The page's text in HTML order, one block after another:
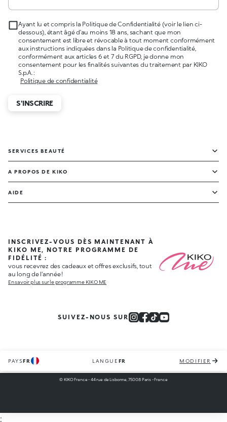
Ayant lu et compris la Politique de Confidentialité (voir le lien ci-
dessous), étant âgé d’au moins 18 ans, sachant que mon
consentement est libre et révocable à tout moment conformément
aux instructions indiquées dans la Politique de confidentialité,
conformément aux articles 6 et 7 du RGPD, je donne mon
consentement pour les finalités suivantes du traitement par KIKO
S.p.A. :
Politique de confidentialité
S'INSCRIRE
SERVICES BEAUTÉ
A PROPOS DE KIKO
AIDE
INSCRIVEZ-VOUS DÈS MAINTENANT À
KIKO ME, NOTRE PROGRAMME DE
FIDÉLITÉ :
vous recevrez des cadeaux et offres exclusifs, tout
au long de l'année !
En savoir plus sur le programme KIKO ME
SUIVEZ-NOUS SUR
PAYSFR LANGUE FR MODIFIER
© KIKO France - 44 rue de Lisbonne, 75008 Paris - France
;